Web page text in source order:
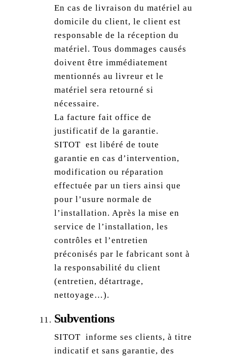
En cas de livraison du matériel au
domicile du client, le client est
responsable de la réception du
matériel. Tous dommages causés
doivent être immédiatement
mentionnés au livreur et le
matériel sera retourné si
nécessaire.
La facture fait office de
justificatif de la garantie.
SITOT est libéré de toute
garantie en cas d’intervention,
modification ou réparation
effectuée par un tiers ainsi que
pour l’usure normale de
l’installation. Après la mise en
service de l’installation, les
contrôles et l’entretien
préconisés par le fabricant sont à
la responsabilité du client
(entretien, détartrage,
nettoyage…).
Subventions
SITOT informe ses clients, à titre
indicatif et sans garantie, des